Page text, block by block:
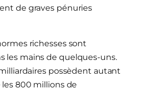
de graves pénuries
richesses sont
les mains de quelques-uns.
possèdent autant
800 millions de